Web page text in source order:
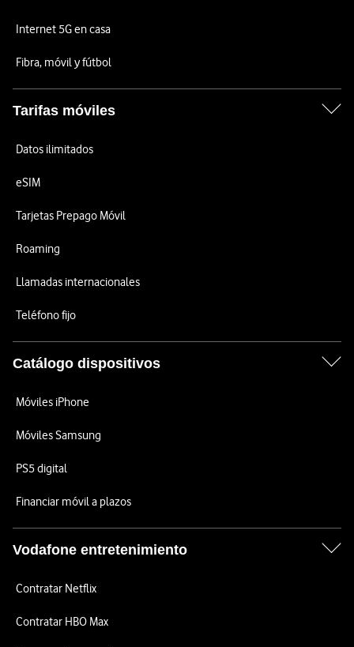
Internet 5G en casa
Fibra, móvil y fútbol
Tarifas móviles
Datos ilimitados
eSIM
Tarjetas Prepago Móvil
Roaming
Llamadas internacionales
Teléfono fijo
Catálogo dispositivos
Móviles iPhone
Móviles Samsung
PS5 digital
Financiar móvil a plazos
Vodafone entretenimiento
Contratar Netflix
Contratar HBO Max